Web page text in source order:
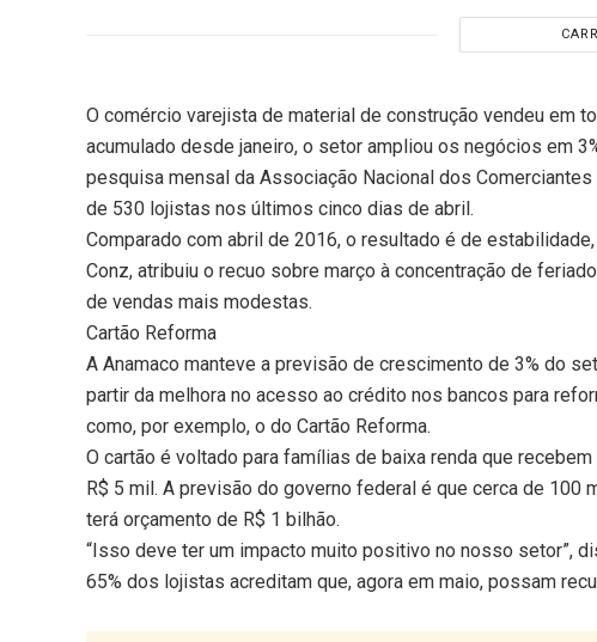
O comércio varejista de material de construção vendeu em
acumulado desde janeiro, o setor ampliou os negócios em
pesquisa mensal da Associação Nacional dos
de 530 lojistas nos últimos cinco dias de abril.
Comparado com abril de 2016, o resultado é de
Conz, atribuiu o recuo sobre março à concentração de
de vendas mais modestas.
Cartão Reforma
A Anamaco manteve a previsão de crescimento de 3% do
partir da melhora no acesso ao crédito nos bancos para
como, por exemplo, o do Cartão Reforma.
O cartão é voltado para famílias de baixa renda que
R$ 5 mil. A previsão do governo federal é que cerca de
terá orçamento de R$ 1 bilhão.
“Isso deve ter um impacto muito positivo no nosso setor”,
65% dos lojistas acreditam que, agora em maio, possam